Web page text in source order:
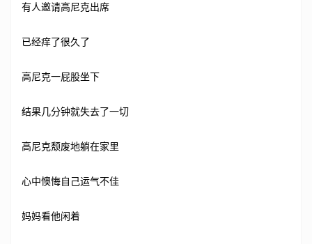
有人邀请高尼克出席
已经痒了很久了
高尼克一屁股坐下
结果几分钟就失去了一切
高尼克颓废地躺在家里
心中懊悔自己运气不佳
妈妈看他闲着